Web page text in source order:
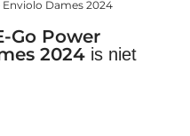
Enviolo Dames 2024
Go Power
2024 is niet